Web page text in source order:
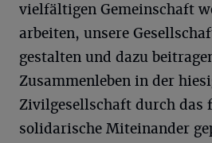
vielfältigen Gemeinschaft
arbeiten, unsere
gestalten und dazu
Zusammenleben in der
Zivilgesellschaft durch das
solidarische Miteinander